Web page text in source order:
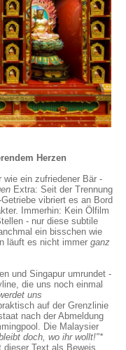
Herzen
ein zufriedener Bär -
Extra: Seit der Trennung
vibriert es an Bord
Immerhin: Kein Ölfilm
- nur diese subtile
ein bisschen wie
läuft es nicht immer ganz
und Singapur umrundet -
die uns noch einmal
uns
praktisch auf der Grenzlinie
nach der Abmeldung
Die Malaysier
doch, wo ihr wollt!"*
Text als Beweis